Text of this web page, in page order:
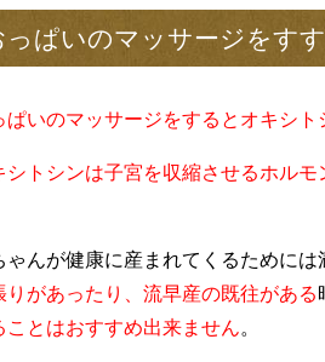
っぱいのマッサージをす
ぱいのマッサージをするとオキシ
シトシンは子宮を収縮させるホル
ゃんが健康に産まれてくるために
りがあったり、流早産の既往がある
ことはおすすめ出来ません。